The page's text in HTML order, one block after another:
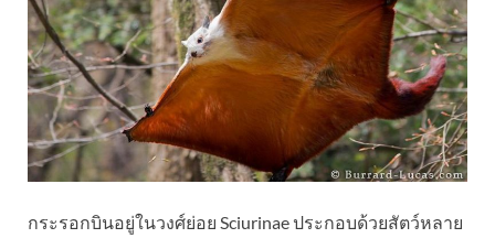
กระรอกบินอยู่ในวงศ์ย่อย Sciurinae ประกอบด้วยสัตว์หลาย